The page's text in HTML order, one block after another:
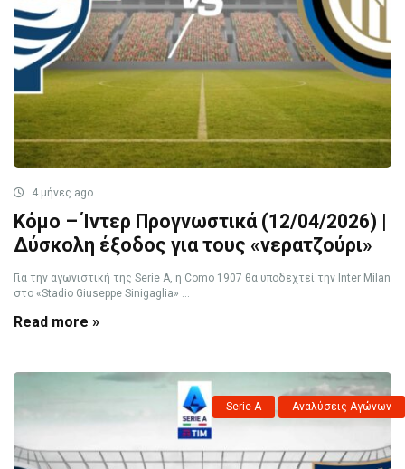
4 μήνες ago
Κόμο – Ίντερ Προγνωστικά (12/04/2026) |
Δύσκολη έξοδος για τους «νερατζούρι»
Για την αγωνιστική της Serie A, η Como 1907 θα υποδεχτεί την Inter Milan
στο «Stadio Giuseppe Sinigaglia» ...
Read more »
Serie A Αναλύσεις Αγώνων